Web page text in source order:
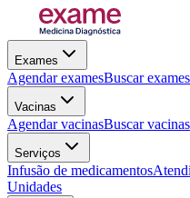
Exames
Agendar examesBuscar exames
Vacinas
Agendar vacinasBuscar vacinas
Serviços
Infusão de medicamentos
Unidades